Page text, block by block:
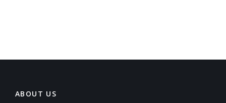
ABOUT US